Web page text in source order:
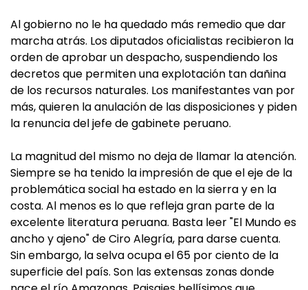
Al gobierno no le ha quedado más remedio que dar
marcha atrás. Los diputados oficialistas recibieron la
orden de aprobar un despacho, suspendiendo los
decretos que permiten una explotación tan dañina
de los recursos naturales. Los manifestantes van por
más, quieren la anulación de las disposiciones y piden
la renuncia del jefe de gabinete peruano.
La magnitud del mismo no deja de llamar la atención.
Siempre se ha tenido la impresión de que el eje de la
problemática social ha estado en la sierra y en la
costa. Al menos es lo que refleja gran parte de la
excelente literatura peruana. Basta leer "El Mundo es
ancho y ajeno" de Ciro Alegría, para darse cuenta.
Sin embargo, la selva ocupa el 65 por ciento de la
superficie del país. Son las extensas zonas donde